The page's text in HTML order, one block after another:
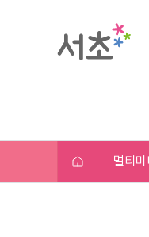
멀티